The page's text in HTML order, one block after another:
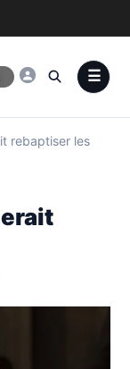
rebaptiser les